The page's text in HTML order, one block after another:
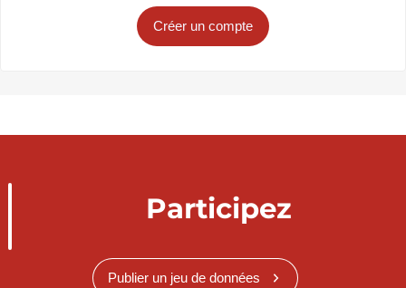
Créer un compte
Participez
Publier un jeu de données